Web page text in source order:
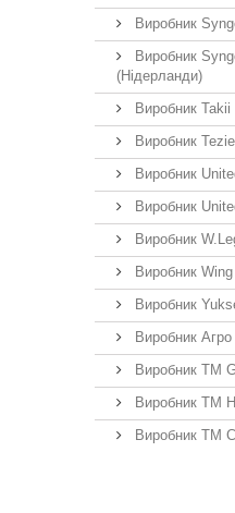
Виробник
Виробник
(Нідерланди)
Виробник
Виробник
Виробник
Виробник
Виробник
Виробник
Виробник
Виробник
Виробник ТМ
Виробник ТМ
Виробник ТМ